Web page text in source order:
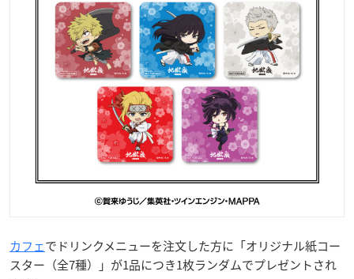
カフェでドリンクメニューを注文した方に「オリジナル紙コー
スター（全7種）」が1品につき1枚ランダムでプレゼントされ